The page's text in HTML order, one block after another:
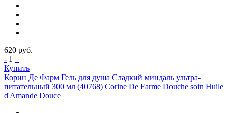
620 руб.
- 1 +
Купить
Корин Де Фарм Гель для душа Сладкий миндаль ультра-
питательный 300 мл (40768) Corine De Farme Douche soin Huile
d'Amande Douce